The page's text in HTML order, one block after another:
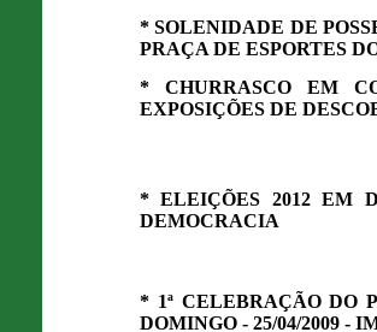
* SOLENIDADE DE
PRAÇA DE ESPORTES
* CHURRASCO EM
EXPOSIÇÕES DE
* ELEIÇÕES 2012 EM
DEMOCRACIA
* 1ª CELEBRAÇÃO DO
DOMINGO - 25/04/2009 -